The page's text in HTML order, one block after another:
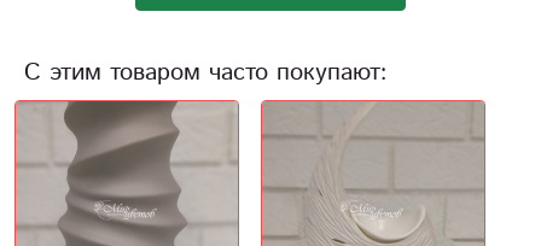
С этим товаром часто покупают: